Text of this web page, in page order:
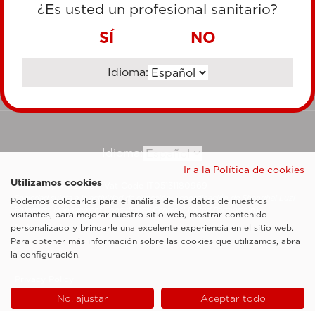
TRANSFERENCIA BANCARIA
Idioma:
Esaote SpA ©2026 - Vat Code IT05131180969
Sociedad sujeta a la actividad de dirección y coordinación de Shanghai Luzi
Enterprise Management Consultancy Center (Limited Partnership)
Notas legales
Cookie Policy
¿Es usted un profesional sanitario?
SÍ NO
Idioma:
Ir a la Política de cookies
Utilizamos cookies
Podemos colocarlos para el análisis de los datos de nuestros
visitantes, para mejorar nuestro sitio web, mostrar contenido
personalizado y brindarle una excelente experiencia en el sitio web.
Para obtener más información sobre las cookies que utilizamos, abra
la configuración.
No, ajustar Aceptar todo